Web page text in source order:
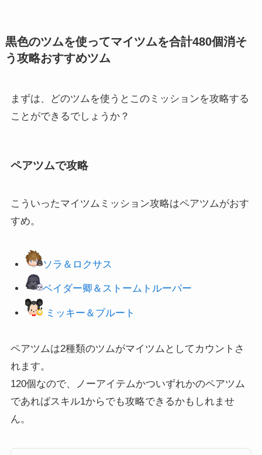
黒色のツムを使ってマイツムを合計480個消そ
う攻略おすすめツム
まずは、どのツムを使うとこのミッションを攻略する
ことができるでしょうか？
ペアツムで攻略
こういったマイツムミッション攻略はペアツムがおす
すめ。
ソラ＆ロクサス
ベイダー卿＆ ストームトルーパー
ミッキー＆プルート
ペアツムは2種類のツムがマイツムとしてカウントさ
れます。
120個なので、ノーアイテムかついずれかのペアツム
であればスキル1からでも攻略できるかもしれませ
ん。